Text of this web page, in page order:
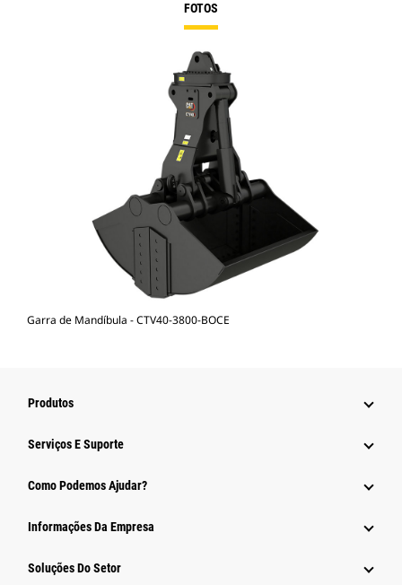
FOTOS
Garra de Mandíbula - CTV40-3800-BOCE
Produtos
Serviços E Suporte
Como Podemos Ajudar?
Informações Da Empresa
Soluções Do Setor